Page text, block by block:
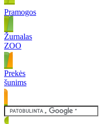
Pramogos
Žurnalas
ZOO
Prekės
šunims